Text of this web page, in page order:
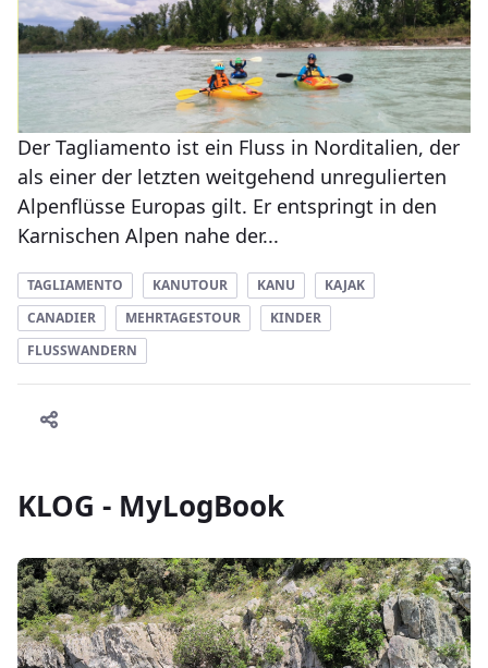
Der Tagliamento ist ein Fluss in Norditalien, der
als einer der letzten weitgehend unregulierten
Alpenflüsse Europas gilt. Er entspringt in den
Karnischen Alpen nahe der...
TAGLIAMENTO KANUTOUR KANU
KAJAK
CANADIER
MEHRTAGESTOUR
KINDER
FLUSSWANDERN
KLOG - MyLogBook